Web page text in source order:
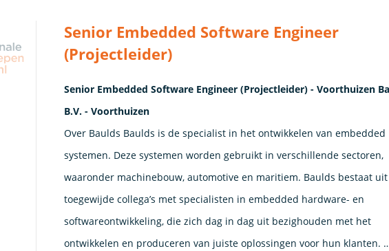
Senior Embedded Software Engineer
(Projectleider)
Senior Embedded Software Engineer (Projectleider) - Voorthuizen
B.V. - Voorthuizen
Over Baulds Baulds is de specialist in het ontwikkelen van embedded
systemen. Deze systemen worden gebruikt in verschillende sectoren,
waaronder machinebouw, automotive en maritiem. Baulds bestaat uit
toegewijde collega’s met specialisten in embedded hardware- en
softwareontwikkeling, die zich dag in dag uit bezighouden met het
ontwikkelen en produceren van juiste oplossingen voor hun klanten.